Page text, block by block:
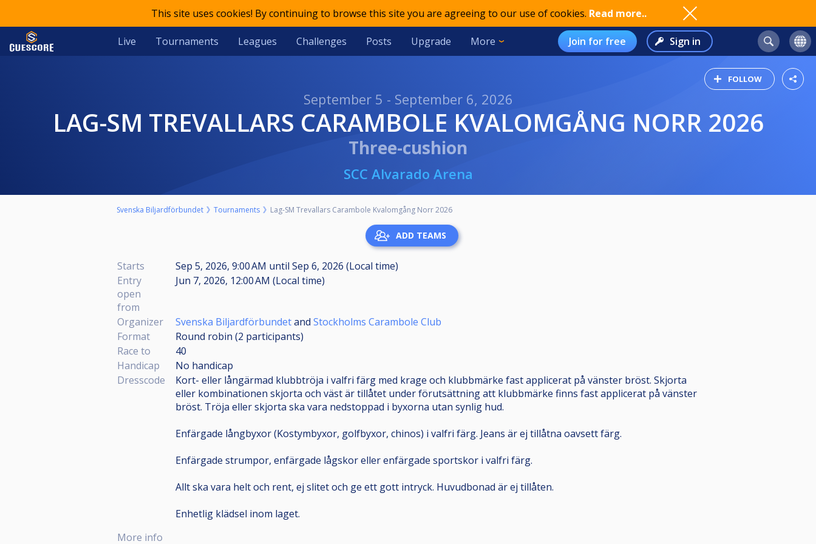
This site uses cookies! By continuing to browse this site you are agreeing to our use of cookies. Read more..
Live Tournaments Leagues Challenges Posts Upgrade More Join for free Sign in
FOLLOW
September 5 - September 6, 2026
LAG-SM TREVALLARS CARAMBOLE KVALOMGÅNG NORR 2026
Three-cushion
SCC Alvarado Arena
Svenska Biljardförbundet Tournaments Lag-SM Trevallars Carambole Kvalomgång Norr 2026
ADD TEAMS
Starts Sep 5, 2026, 9:00 AM until Sep 6, 2026 (Local time)
Entry
open
from
Jun 7, 2026, 12:00 AM (Local time)
Organizer Svenska Biljardförbundetand Stockholms Carambole Club
Format
Round robin (2 participants)
Race to
40
Handicap
No handicap
Dresscode
Kort- eller långärmad klubbtröja i valfri färg med krage och klubbmärke fast applicerat på vänster bröst. Skjorta
eller kombinationen skjorta och väst är tillåtet under förutsättning att klubbmärke finns fast applicerat på vänster
bröst. Tröja eller skjorta ska vara nedstoppad i byxorna utan synlig hud.
Enfärgade långbyxor (Kostymbyxor, golfbyxor, chinos) i valfri färg. Jeans är ej tillåtna oavsett färg.
Enfärgade strumpor, enfärgade lågskor eller enfärgade sportskor i valfri färg.
Allt ska vara helt och rent, ej slitet och ge ett gott intryck. Huvudbonad är ej tillåten.
Enhetlig klädsel inom laget.
More info